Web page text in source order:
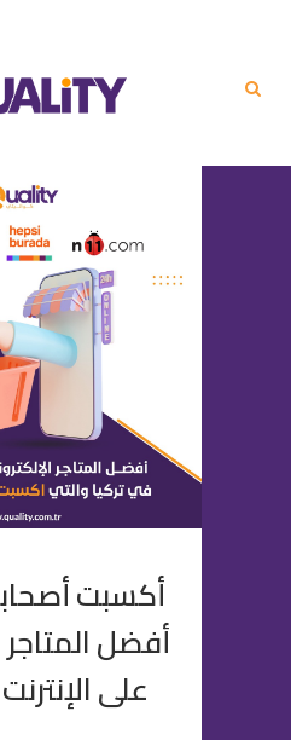
أكسبت
أفضل المتاجر
على